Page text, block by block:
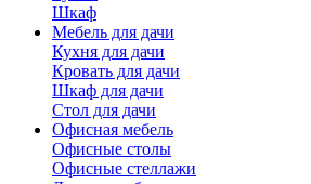
Шкаф
Мебель для дачи
Кухня для дачи
Кровать для дачи
Шкаф для дачи
Стол для дачи
Офисная мебель
Офисные столы
Офисные стеллажи